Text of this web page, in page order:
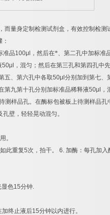
量身定制检测试剂盒，有效控制检测
准品100μl ，然后在*、第二孔中加标准
50μl ，混匀；然后在第三孔和第四孔中
五、第六孔中各取50μl 分别加到第七、
第九第十孔分别加标准品稀释液50μl
测样品孔。在酶标包被板上待测样品孔
壁，轻轻晃动混匀。
。
此重复5次，拍干。 6. 加酶：每孔加入
显色15分钟.
加终止液后15分钟以内进行。